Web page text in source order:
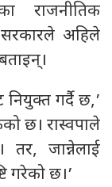
राजनीतिक
सरकारले अहिले
गर्दै छ,’
छ। रास्वपाले
तर, जान्नेलाई
गरेको छ।’